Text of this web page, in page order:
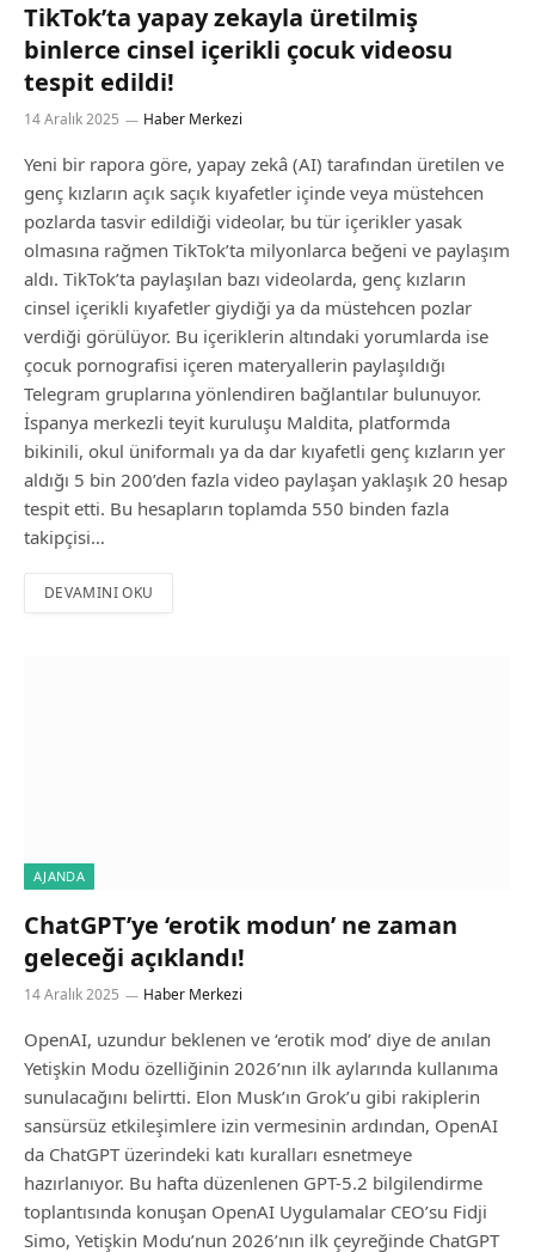
TikTok’ta yapay zekayla üretilmiş
binlerce cinsel içerikli çocuk videosu
tespit edildi!
14 Aralık 2025 Haber Merkezi
Yeni bir rapora göre, yapay zekâ (AI) tarafından üretilen ve
genç kızların açık saçık kıyafetler içinde veya müstehcen
pozlarda tasvir edildiği videolar, bu tür içerikler yasak
olmasına rağmen TikTok’ta milyonlarca beğeni ve paylaşım
aldı. TikTok’ta paylaşılan bazı videolarda, genç kızların
cinsel içerikli kıyafetler giydiği ya da müstehcen pozlar
verdiği görülüyor. Bu içeriklerin altındaki yorumlarda ise
çocuk pornografisi içeren materyallerin paylaşıldığı
Telegram gruplarına yönlendiren bağlantılar bulunuyor.
İspanya merkezli teyit kuruluşu Maldita, platformda
bikinili, okul üniformalı ya da dar kıyafetli genç kızların yer
aldığı 5 bin 200’den fazla video paylaşan yaklaşık 20 hesap
tespit etti. Bu hesapların toplamda 550 binden fazla
takipçisi…
DEVAMINI OKU
AJANDA
ChatGPT’ye ‘erotik modun’ ne zaman
geleceği açıklandı!
14 Aralık 2025 Haber Merkezi
OpenAI, uzundur beklenen ve ‘erotik mod’ diye de anılan
Yetişkin Modu özelliğinin 2026’nın ilk aylarında kullanıma
sunulacağını belirtti. Elon Musk’ın Grok’u gibi rakiplerin
sansürsüz etkileşimlere izin vermesinin ardından, OpenAI
da ChatGPT üzerindeki katı kuralları esnetmeye
hazırlanıyor. Bu hafta düzenlenen GPT-5.2 bilgilendirme
toplantısında konuşan OpenAI Uygulamalar CEO’su Fidji
Simo, Yetişkin Modu’nun 2026’nın ilk çeyreğinde ChatGPT